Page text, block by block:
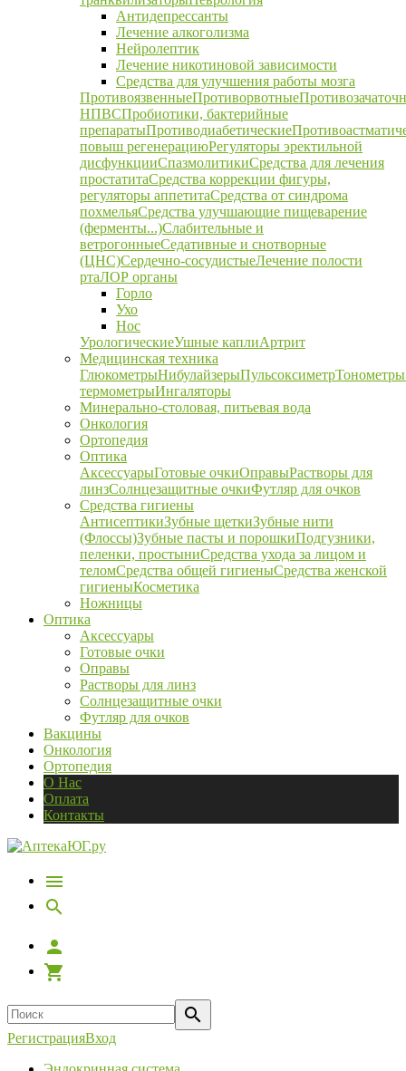
Антидепрессанты
Лечение алкоголизма
Нейролептик
Лечение никотиновой зависимости
Средства для улучшения работы мозга
ПротивоязвенныеПротиворвотные
НПВСПробиотики, бактерийные
препаратыПротиводиабетические
повыш регенерациюРегуляторы эректильной
дисфункцииСпазмолитикиСредства для лечения
простатитаСредства коррекции фигуры,
регуляторы аппетитаСредства от синдрома
похмельяСредства улучшающие пищеварение
(ферменты...)Слабительные и
ветрогонныеСедативные и снотворные
(ЦНС)Сердечно-сосудистыеЛечение полости
ртаЛОР органы
Горло
Ухо
Нос
УрологическиеУшные каплиАртрит
Медицинская техника
ГлюкометрыНибулайзерыПульсоксиметрТонометры
термометрыИнгаляторы
Минерально-столовая, питьевая вода
Онкология
Ортопедия
Оптика
АксессуарыГотовые очкиОправыРастворы для
линзСолнцезащитные очкиФутляр для очков
Средства гигиены
АнтисептикиЗубные щеткиЗубные нити
(Флоссы)Зубные пасты и порошкиПодгузники,
пеленки, простыниСредства ухода за лицом и
теломСредства общей гигиеныСредства женской
гигиеныКосметика
Ножницы
Оптика
Аксессуары
Готовые очки
Оправы
Растворы для линз
Солнцезащитные очки
Футляр для очков
Вакцины
Онкология
Ортопедия
О Нас
Оплата
Контакты
РегистрацияВход